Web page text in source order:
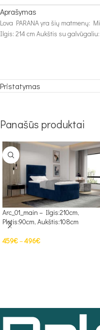
Aprašymas
Lova PARANA yra šių matmenų:
Ilgis: 214 cm Aukštis su galvūgaliu:
Pristatymas
Panašūs produktai
Arc_01_main – Ilgis:210cm,
Plotis:90cm, Aukštis:108cm
459€–496€